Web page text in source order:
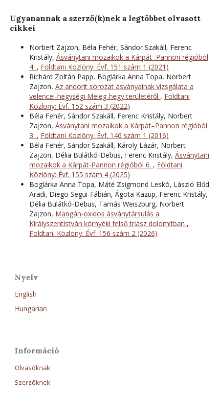
Ugyanannak a szerző(k)nek a legtöbbet olvasott
cikkei
Norbert Zajzon, Béla Fehér, Sándor Szakáll, Ferenc
Kristály, Ásványtani mozaikok a Kárpát–Pannon régióból
4. , Földtani Közlöny: Évf. 151 szám 1 (2021)
Richárd Zoltán Papp, Boglárka Anna Topa, Norbert
Zajzon, Az andorit sorozat ásványainak vizsgálata a
velencei-hegységi Meleg-hegy területéről , Földtani
Közlöny: Évf. 152 szám 3 (2022)
Béla Fehér, Sándor Szakáll, Ferenc Kristály, Norbert
Zajzon, Ásványtani mozaikok a Kárpát–Pannon régióból
3. , Földtani Közlöny: Évf. 146 szám 1 (2016)
Béla Fehér, Sándor Szakáll, Károly Lázár, Norbert
Zajzon, Délia Bulátkó-Debus, Ferenc Kristály, Ásványtani
mozaikok a Kárpát-Pannon régióból 6. , Földtani
Közlöny: Évf. 155 szám 4 (2025)
Boglárka Anna Topa, Máté Zsigmond Leskó, László Előd
Aradi, Diego Segui-Fábián, Ágota Kazup, Ferenc Kristály,
Délia Bulátkó-Debus, Tamás Weiszburg, Norbert
Zajzon, Mangán-oxidos ásványtársulás a
Királyszentistván környéki felső triász dolomitban ,
Földtani Közlöny: Évf. 156 szám 2 (2026)
Nyelv
English
Hungarian
Információ
Olvasóknak
Szerzőknek